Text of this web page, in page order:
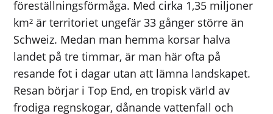
föreställningsförmåga. Med cirka 1,35 miljoner
km² är territoriet ungefär 33 gånger större än
Schweiz. Medan man hemma korsar halva
landet på tre timmar, är man här ofta på
resande fot i dagar utan att lämna landskapet.
Resan börjar i Top End, en tropisk värld av
frodiga regnskogar, dånande vattenfall och